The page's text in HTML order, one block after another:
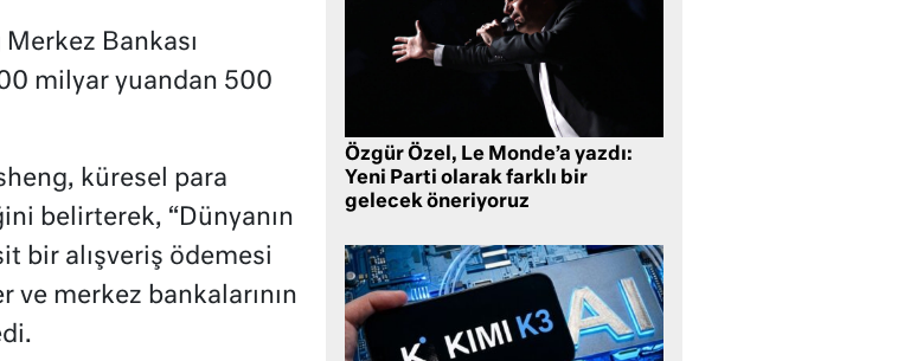
Bankası
milyar yuandan 500
küresel para
belirterek, “Dünyanın
bir alışveriş ödemesi
ve merkez bankalarının
Özgür Özel, Le Monde’a yazdı:
Yeni Parti olarak farklı bir
gelecek öneriyoruz